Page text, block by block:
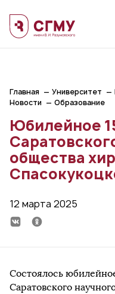
Главная Университет
Новости
Образование
Юбилейное
общества
12 марта 2025
Состоялось
Саратовского